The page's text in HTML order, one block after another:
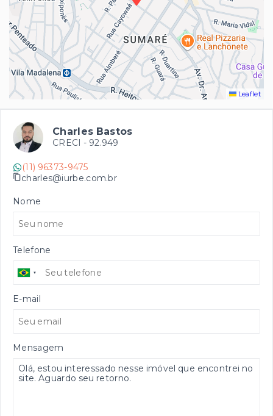
Leaflet
Charles Bastos
CRECI - 92.949
(11) 96373-9475
charles@iurbe.com.br
Nome
Telefone
E-mail
Mensagem